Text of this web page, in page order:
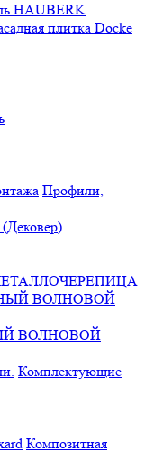
HAUBERK
плитка Docke
Профили,
ВОЛНОВОЙ
Комплектующие
Композитная